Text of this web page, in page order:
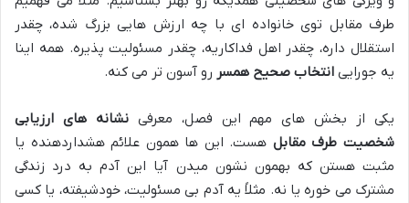
طرف مقابل توی خانواده ای با چه ارزش هایی بزرگ شده، چقدر
استقلال داره، چقدر اهل فداکاریه، چقدر مسئولیت پذیره. همه اینا
یه جورایی انتخاب صحیح همسر رو آسون تر می کنه.
یکی از بخش های مهم این فصل، معرفینشانه های ارزیابی
شخصیت طرف مقابل هست. این ها همون علائم هشداردهنده یا
مثبت هستن که بهمون نشون میدن آیا این آدم به درد زندگی
مشترک می خوره یا نه. مثلاً یه آدم بی مسئولیت، خودشیفته، یا کسی